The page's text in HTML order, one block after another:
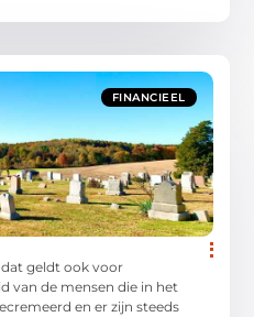
FINANCIEEL
dat geldt ook voor
van de mensen die in het
en er zijn steeds